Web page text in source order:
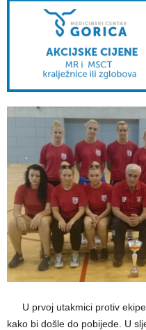
U prvoj utakmici protiv
kako bi došle do pobijede. U